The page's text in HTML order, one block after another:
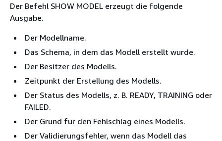
Der Befehl SHOW MODEL erzeugt die folgende
Ausgabe.
Der Modellname.
Das Schema, in dem das Modell erstellt wurde.
Der Besitzer des Modells.
Zeitpunkt der Erstellung des Modells.
Der Status des Modells, z. B. READY, TRAINING oder
FAILED.
Der Grund für den Fehlschlag eines Modells.
Der Validierungsfehler, wenn das Modell das